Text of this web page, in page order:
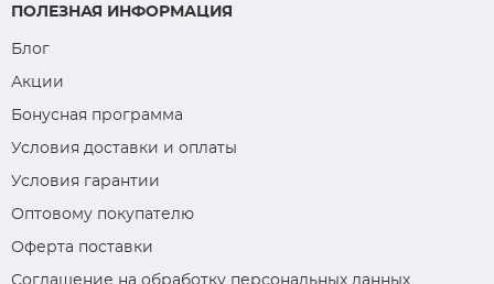
ПОЛЕЗНАЯ ИНФОРМАЦИЯ
Блог
Акции
Бонусная программа
Условия доставки и оплаты
Условия гарантии
Оптовому покупателю
Оферта поставки
Соглашение на обработку персональных данных